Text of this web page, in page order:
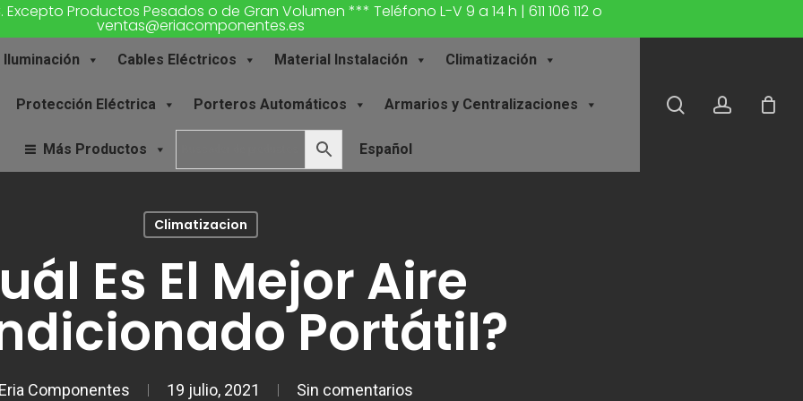
Productos Pesados o de Gran Volumen *** Teléfono L-V 9 a 14 h | 611 106 112 o
ventas@eriacomponentes.es
Iluminación Cables Eléctricos Material Instalación Climatización
Protección Eléctrica Porteros Automáticos Armarios y Centralizaciones
Más Productos Español
buscaraccount
Climatizacion
Es El Mejor Aire
Portátil?
Eria Componentes 19 julio, 2021 Sin comentarios